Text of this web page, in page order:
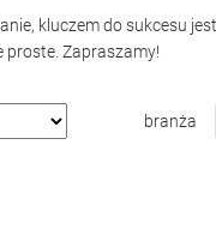
kluczem do sukcesu
proste. Zapraszamy!
branża